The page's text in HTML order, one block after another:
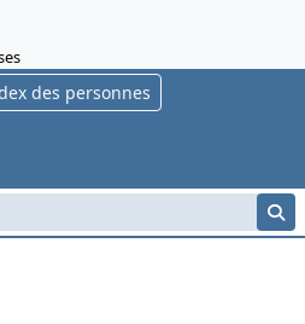
des personnes